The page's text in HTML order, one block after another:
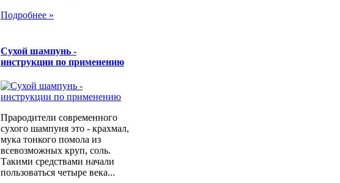
Подробнее »
Сухой шампунь -
инструкции по применению
Прародители современного
сухого шампуня это - крахмал,
мука тонкого помола из
всевозможных круп, соль.
Такими средствами начали
пользоваться четыре века...